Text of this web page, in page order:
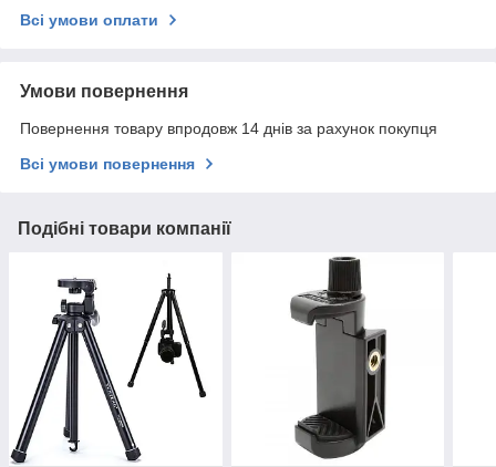
Всі умови оплати
Умови повернення
Повернення товару впродовж 14 днів за рахунок покупця
Всі умови повернення
Подібні товари компанії